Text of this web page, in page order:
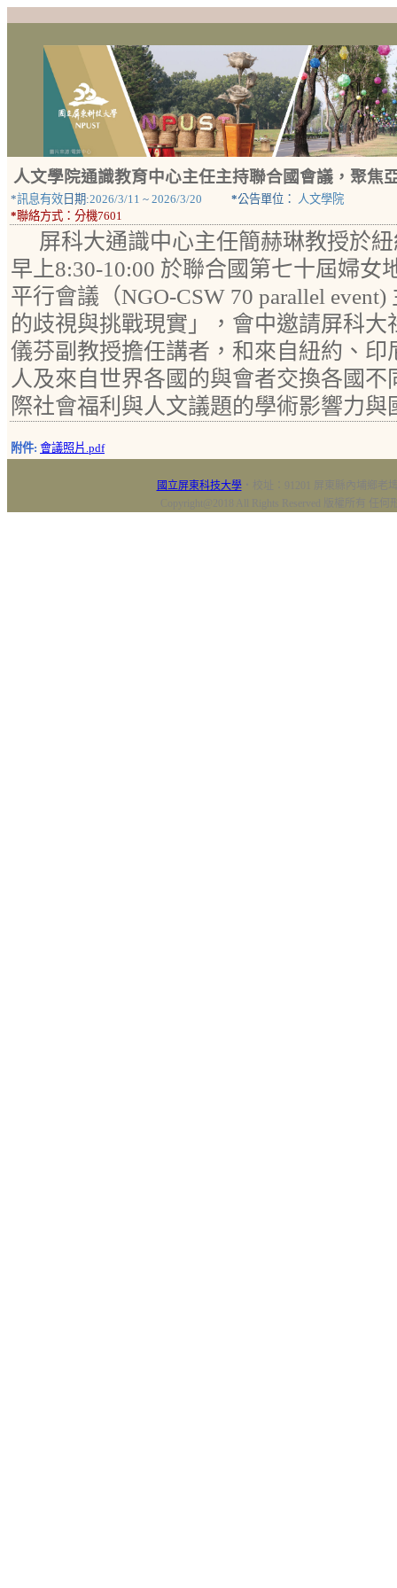
人文學院通識教育中心主任主持聯合國會議，聚焦
*訊息有效 日期:2026/3/11 ~ 2026/3/20 *公告單位： 人文學院
*聯絡方式： 分機7601
屏科大通識中心主任簡赫琳教授於
早上8:30-10:00 於聯合國第七十屆婦女
平行會議（NGO-CSW 70 parallel
的歧視與挑戰現實」，會中邀請屏科
儀芬副教授擔任講者，和來自紐約、印
人及來自世界各國的與會者交換各國
際社會福利與人文議題的學術影響力與
附件: 會議照片.pdf
國立屏東科技大學‧校址：91201 屏東縣內埔鄉老